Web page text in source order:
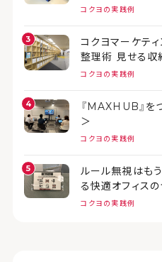
コクヨの実践例
コクヨマーケティ
整理術 見せる収
コクヨの実践例
『MAXHUB』を
＞
コクヨの実践例
ルール無視はも
る快適オフィスの
コクヨの実践例